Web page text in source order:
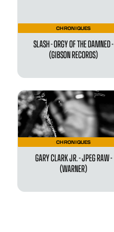
CHRONIQUES
SLASH - ORGY OF THE DAMNED -
(GIBSON RECORDS)
CHRONIQUES
GARY CLARK JR. - JPEG RAW -
(WARNER)